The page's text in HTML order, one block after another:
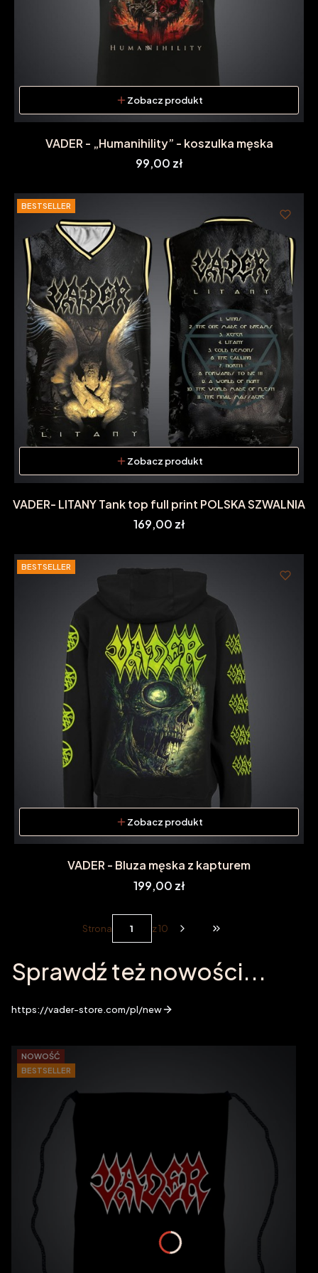
Zobacz produkt
VADER - „Humanihility” - koszulka męska
Cena
99,00 zł
BESTSELLER
Zobacz produkt
VADER- LITANY Tank top full print POLSKA SZWALNIA
Cena
169,00 zł
BESTSELLER
Zobacz produkt
VADER - Bluza męska z kapturem
Cena
199,00 zł
Strona z 10
Przejdź do ostatniej
Sprawdź też nowości...
https://vader-store.com/pl/new
BESTSELLER
NOWOŚĆ